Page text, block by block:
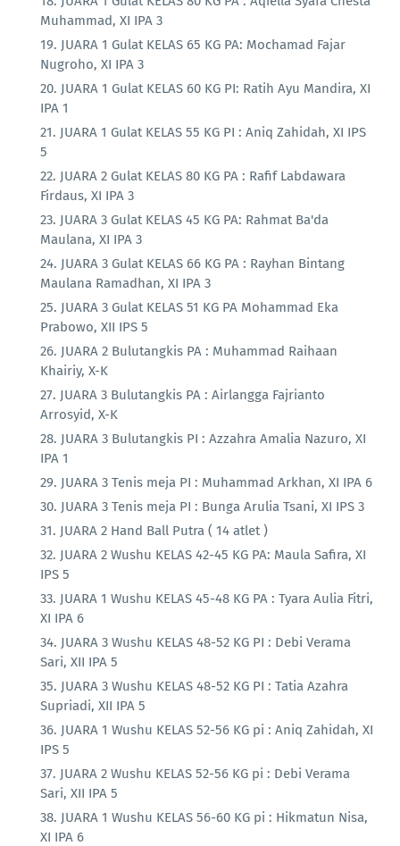
Muhammad, XI IPA 3
JUARA 1 Gulat KELAS 65 KG PA: Mochamad Fajar
Nugroho, XI IPA 3
JUARA 1 Gulat KELAS 60 KG PI: Ratih Ayu Mandira, XI
IPA 1
JUARA 1 Gulat KELAS 55 KG PI : Aniq Zahidah, XI IPS
5
JUARA 2 Gulat KELAS 80 KG PA : Rafif Labdawara
Firdaus, XI IPA 3
JUARA 3 Gulat KELAS 45 KG PA: Rahmat Ba'da
Maulana, XI IPA 3
JUARA 3 Gulat KELAS 66 KG PA : Rayhan Bintang
Maulana Ramadhan, XI IPA 3
JUARA 3 Gulat KELAS 51 KG PA Mohammad Eka
Prabowo, XII IPS 5
JUARA 2 Bulutangkis PA : Muhammad Raihaan
Khairiy, X-K
JUARA 3 Bulutangkis PA : Airlangga Fajrianto
Arrosyid, X-K
JUARA 3 Bulutangkis PI : Azzahra Amalia Nazuro, XI
IPA 1
JUARA 3 Tenis meja PI : Muhammad Arkhan, XI IPA 6
JUARA 3 Tenis meja PI : Bunga Arulia Tsani, XI IPS 3
JUARA 2 Hand Ball Putra ( 14 atlet )
JUARA 2 Wushu KELAS 42-45 KG PA: Maula Safira, XI
IPS 5
JUARA 1 Wushu KELAS 45-48 KG PA : Tyara Aulia Fitri,
XI IPA 6
JUARA 3 Wushu KELAS 48-52 KG PI : Debi Verama
Sari, XII IPA 5
JUARA 3 Wushu KELAS 48-52 KG PI : Tatia Azahra
Supriadi, XII IPA 5
JUARA 1 Wushu KELAS 52-56 KG pi : Aniq Zahidah, XI
IPS 5
JUARA 2 Wushu KELAS 52-56 KG pi : Debi Verama
Sari, XII IPA 5
JUARA 1 Wushu KELAS 56-60 KG pi : Hikmatun Nisa,
XI IPA 6